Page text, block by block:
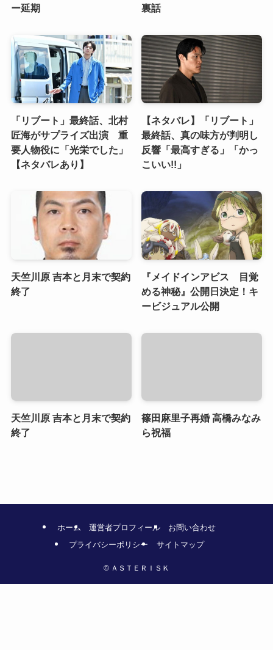
ー延期
裏話
「リブート」最終話、北村
匠海がサプライズ出演 重
要人物役に「光栄でした」
【ネタバレあり】
【ネタバレ】「リブート」
最終話、真の味方が判明し
反響「最高すぎる」「かっ
こいい!!」
天竺川原 吉本と月末で契約
終了
『メイドインアビス 目覚
める神秘』公開日決定！キ
ービジュアル公開
天竺川原 吉本と月末で契約
終了
篠田麻里子再婚 高橋みなみ
ら祝福
ホーム 運営者プロフィール
お問い合わせ
プライバシーポリシー
サイトマップ
© ＡＳＴＥＲＩＳＫ